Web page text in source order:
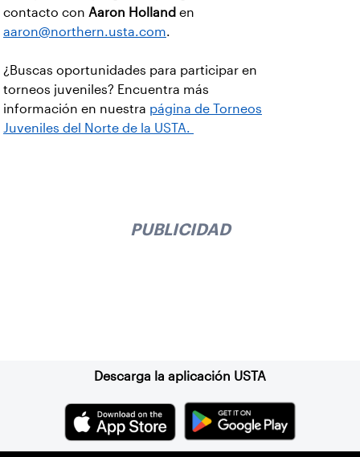
contacto con Aaron Holland en
aaron@northern.usta.com.
¿Buscas oportunidades para participar en
torneos juveniles? Encuentra más
información en nuestra página de Torneos
Juveniles del Norte de la USTA.
PUBLICIDAD
Descarga la aplicación USTA